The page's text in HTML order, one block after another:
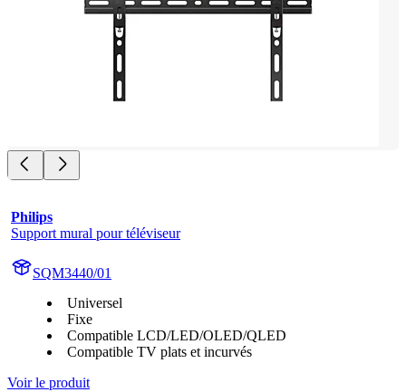
Philips
Support mural pour téléviseur
SQM3440/01
Universel
Fixe
Compatible LCD/LED/OLED/QLED
Compatible TV plats et incurvés
Voir le produit